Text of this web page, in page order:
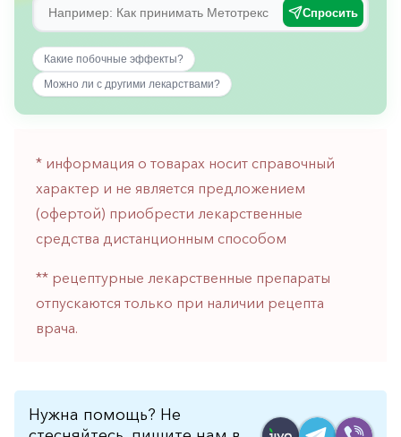
Ухо-
горло-
нос
Хирургия
Спросить
Какие побочные эффекты?
Можно ли с другими лекарствами?
* информация о товарах носит справочный
характер и не является предложением
(офертой) приобрести лекарственные
средства дистанционным способом
** рецептурные лекарственные препараты
отпускаются только при наличии рецепта
врача.
Нужна помощь? Не